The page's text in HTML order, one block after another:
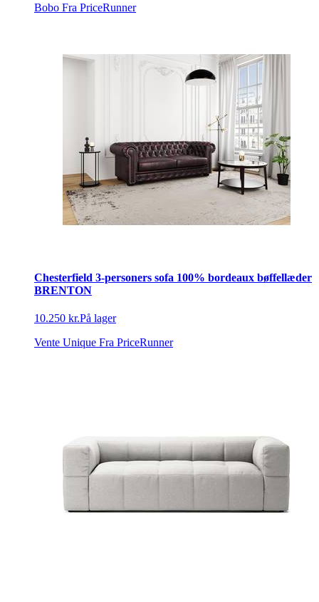
Bobo Fra PriceRunner
Chesterfield 3-personers sofa 100% bordeaux bøffellæder
BRENTON
10.250 kr.På lager
Vente Unique Fra PriceRunner